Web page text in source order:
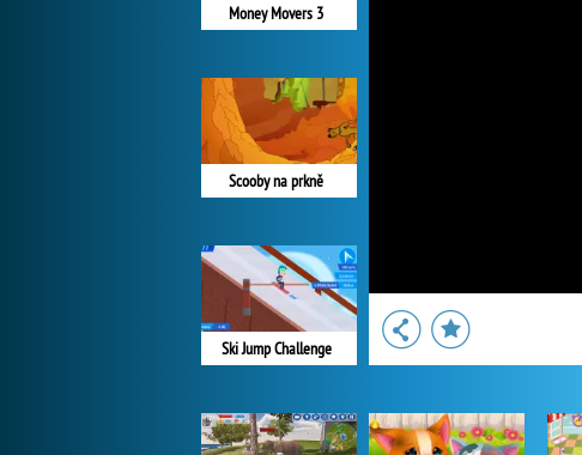
Money Movers 3
Scooby na prkně
Ski Jump Challenge